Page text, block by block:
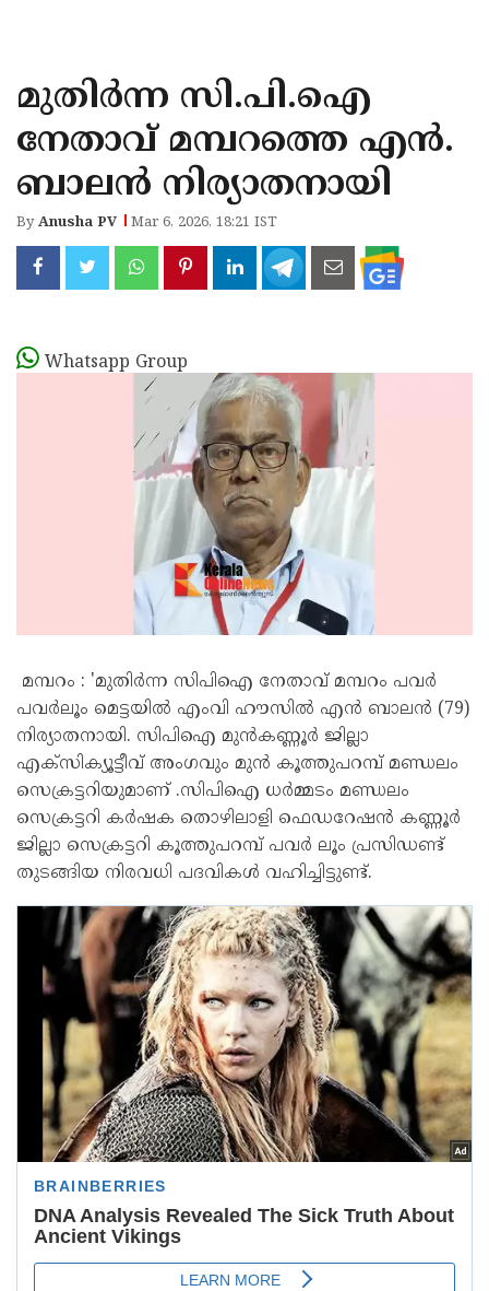
KANNUR
KASARAGOD
മുതിർന്ന സി.പി.ഐ
നേതാവ് മമ്പറത്തെ എൻ.
ബാലൻ നിര്യാതനായി
ByAnusha PV Mar 6, 2026, 18:21 IST
Whatsapp Group
മമ്പറം : 'മുതിർന്ന സിപിഐ നേതാവ് മമ്പറം പവർ
പവർലൂം മെട്ടയിൽ എംവി ഹൗസിൽ എൻ ബാലൻ (79)
നിര്യാതനായി. സിപിഐ മുൻകണ്ണൂർ ജില്ലാ
എക്സിക്യൂട്ടീവ് അംഗവും മുൻ കൂത്തുപറമ്പ് മണ്ഡലം
സെക്രട്ടറിയുമാണ് .സിപിഐ ധർമ്മടം മണ്ഡലം
സെക്രട്ടറി കർഷക തൊഴിലാളി ഫെഡറേഷൻ കണ്ണൂർ
ജില്ലാ സെക്രട്ടറി കൂത്തുപറമ്പ് പവർ ലൂം പ്രസിഡണ്ട്
തുടങ്ങിയ നിരവധി പദവികൾ വഹിച്ചിട്ടുണ്ട്.